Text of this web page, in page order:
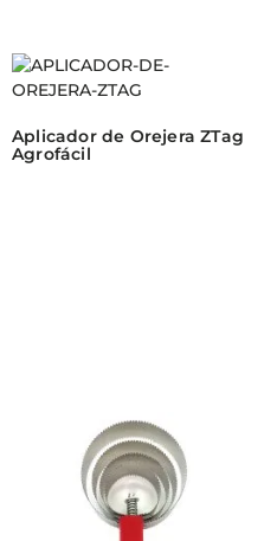
Aplicador de Orejera ZTag
Agrofácil